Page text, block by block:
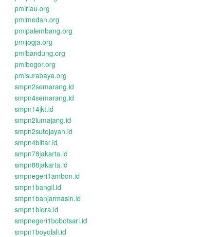
pmiriau.org
pmimedan.org
pmipalembang.org
pmijogja.org
pmibandung.org
pmibogor.org
pmisurabaya.org
smpn2semarang.id
smpn4semarang.id
smpn14jkt.id
smpn2lumajang.id
smpn2sutojayan.id
smpn4blitar.id
smpn78jakarta.id
smpn88jakarta.id
smpnegeri1ambon.id
smpn1bangil.id
smpn1banjarmasin.id
smpn1biora.id
smpnegeri1bobotsari.id
smpn1boyolali.id